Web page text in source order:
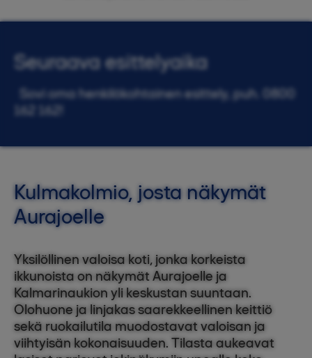
Seuraava esittelyaika
Sovi oma henkilökohtainen esittely, puh. 0800
162 162!
Kulmakolmio, josta näkymät
Aurajoelle
Yksilöllinen valoisa koti, jonka korkeista
ikkunoista on näkymät Aurajoelle ja
Kalmarinaukion yli keskustan suuntaan.
Olohuone ja linjakas saarekkeellinen keittiö
sekä ruokailutila muodostavat valoisan ja
viihtyisän kokonaisuuden. Tilasta aukeavat